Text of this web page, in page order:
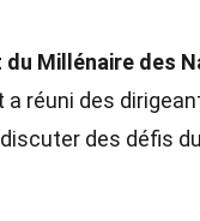
du Millénaire des
a réuni des
des défis